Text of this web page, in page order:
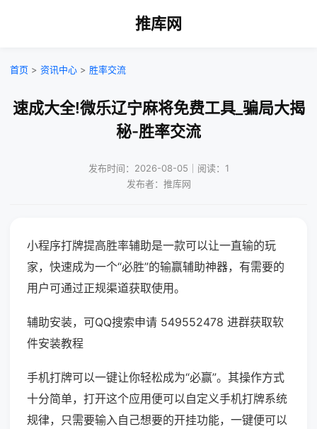
推库网
首页 > 资讯中心 > 胜率交流
速成大全!微乐辽宁麻将免费工具_骗局大揭
秘-胜率交流
发布时间：2026-08-05｜阅读：1
发布者：推库网
小程序打牌提高胜率辅助是一款可以让一直输的玩
家，快速成为一个“必胜”的输赢辅助神器，有需要的
用户可通过正规渠道获取使用。
辅助安装，可QQ搜索申请 549552478 进群获取软
件安装教程
手机打牌可以一键让你轻松成为“必赢”。其操作方式
十分简单，打开这个应用便可以自定义手机打牌系统
规律，只需要输入自己想要的开挂功能，一键便可以